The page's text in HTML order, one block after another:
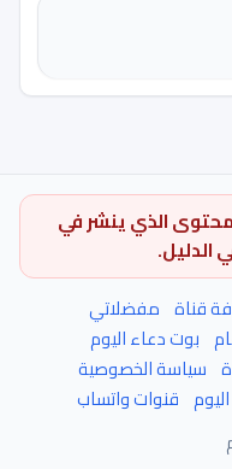
الذي ينشر في
الدليل.
قناة مفضلاتي
بوت دعاء اليوم
سياسة الخصوصية
قنوات واتساب